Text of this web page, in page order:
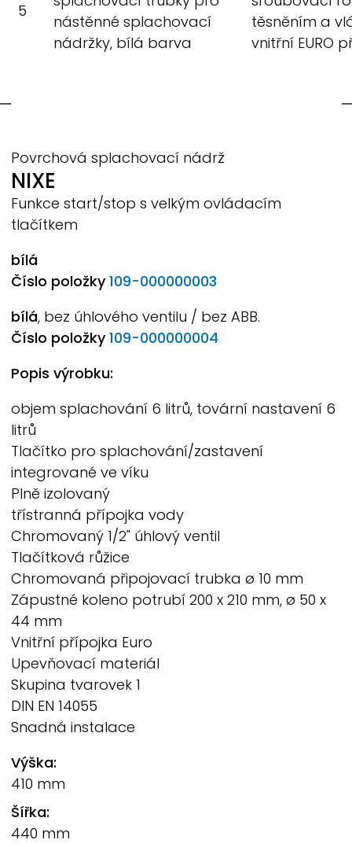
5
nástěnné splachovací
nádržky, bílá barva
těsněním a
vnitřní EURO
Povrchová splachovací nádrž
NIXE
Funkce start/stop s velkým ovládacím
tlačítkem
bílá
Číslo položky109-000000003
bílá, bez úhlového ventilu / bez ABB.
Číslo položky109-000000004
Popis výrobku:
objem splachování 6 litrů, tovární nastavení 6
litrů
Tlačítko pro splachování/zastavení
integrované ve víku
Plně izolovaný
třístranná přípojka vody
Chromovaný 1/2" úhlový ventil
Tlačítková růžice
Chromovaná připojovací trubka ø 10 mm
Zápustné koleno potrubí 200 x 210 mm, ø 50 x
44 mm
Vnitřní přípojka Euro
Upevňovací materiál
Skupina tvarovek 1
DIN EN 14055
Snadná instalace
Výška:
410 mm
Šířka:
440 mm